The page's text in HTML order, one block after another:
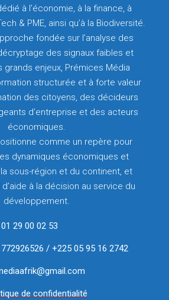
à l’économie, à la finance, à
& PME, ainsi qu’à la Biodiversité.
fondée sur l’analyse des
des signaux faibles et
grands enjeux, Prémices Média
structurée et à forte valeur
des citoyens, des décideurs
d’entreprise et des acteurs
économiques.
comme un repère pour
dynamiques économiques et
sous-région et du continent, et
à la décision au service du
développement.
29 00 02 53
/ +225 05 95 16 2742
de confidentialité